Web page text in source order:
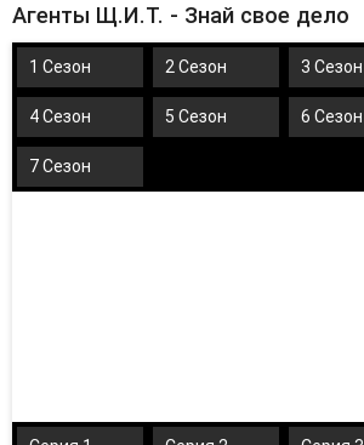
Агенты Щ.И.Т. - Знай свое дело
1 Сезон 2 Сезон 3 Сезон
4 Сезон 5 Сезон 6 Сезон
7 Сезон